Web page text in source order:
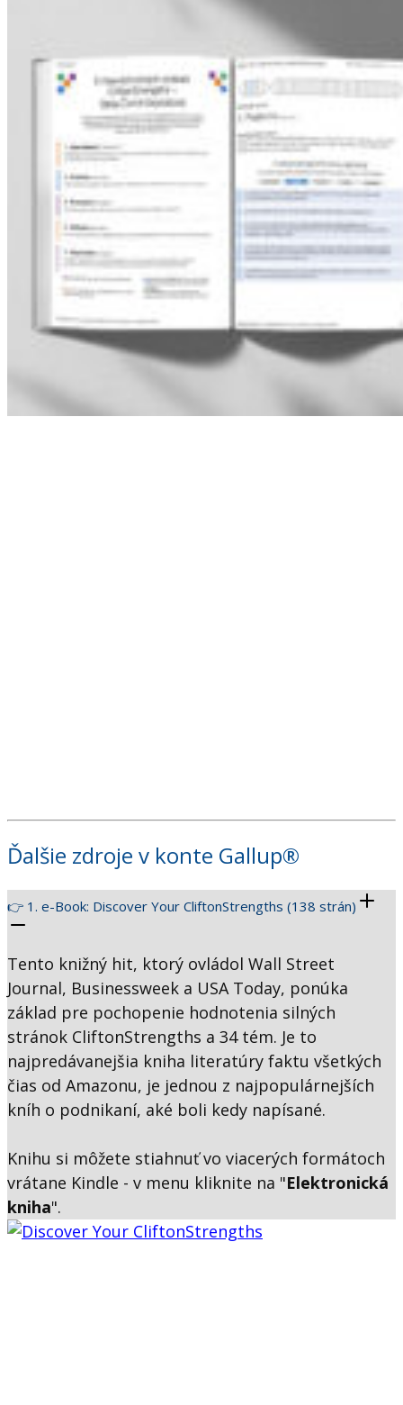
Ďalšie zdroje v konte Gallup®
👉 1. e-Book: Discover Your CliftonStrengths (138 strán)
Tento knižný hit, ktorý ovládol Wall Street
Journal, Businessweek a USA Today, ponúka
základ pre pochopenie hodnotenia silných
stránok CliftonStrengths a 34 tém. Je to
najpredávanejšia kniha literatúry faktu všetkých
čias od Amazonu, je jednou z najpopulárnejších
kníh o podnikaní, aké boli kedy napísané.
Knihu si môžete stiahnuť vo viacerých formátoch
vrátane Kindle - v menu kliknite na "Elektronická
kniha".